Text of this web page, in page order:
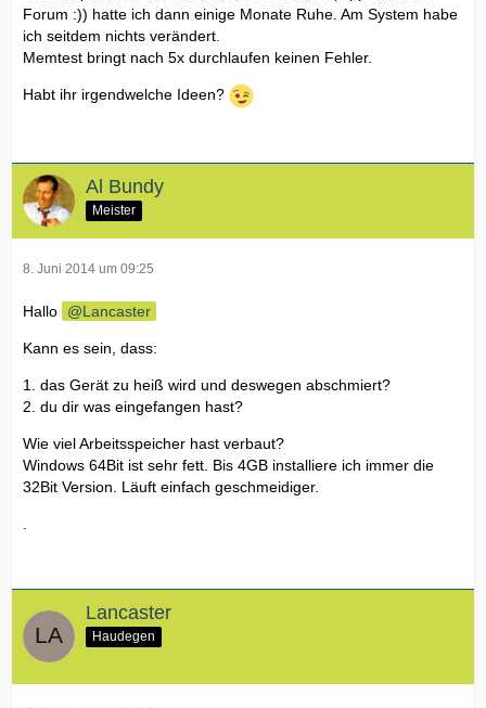
Forum :)) hatte ich dann einige Monate Ruhe. Am System habe
ich seitdem nichts verändert.
Memtest bringt nach 5x durchlaufen keinen Fehler.
Habt ihr irgendwelche Ideen?
Al Bundy
Meister
8. Juni 2014 um 09:25
Hallo Lancaster
Kann es sein, dass:
1. das Gerät zu heiß wird und deswegen abschmiert?
2. du dir was eingefangen hast?
Wie viel Arbeitsspeicher hast verbaut?
Windows 64Bit ist sehr fett. Bis 4GB installiere ich immer die
32Bit Version. Läuft einfach geschmeidiger.
Lancaster
Haudegen